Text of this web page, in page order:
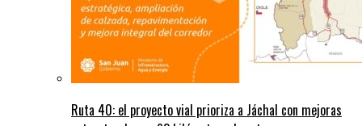
Ruta 40: el proyecto vial prioriza a Jáchal con mejoras